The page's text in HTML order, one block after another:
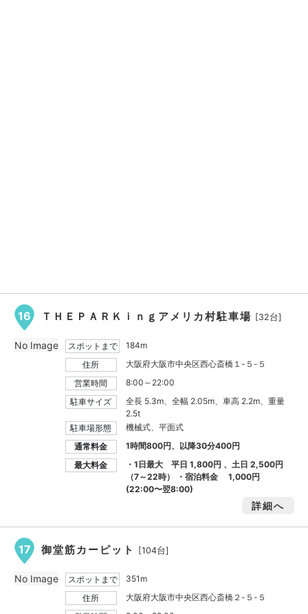
16 ＴＨＥＰＡＲＫｉｎｇアメリカ村駐車場 [32台]
スポットまで
184m
住所
大阪府大阪市中央区西心斎橋１-５-５
営業時間
8:00～22:00
駐車サイズ
全長 5.3m、全幅 2.05m、車高 2.2m、重量
2.5t
駐車場形態
機械式、平面式
通常料金
1時間800円、以降30分400円
最大料金
・1日最大 平日1,800円 、土日2,500円
（7～22時） ・宿泊料金1,000円
(22:00〜翌8:00)
詳細へ
No Image
17 御堂筋カーピット [104台]
スポットまで
351m
住所
大阪府大阪市中央区西心斎橋２-５-５
No Image